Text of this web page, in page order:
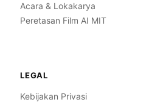
Acara & Lokakarya
Peretasan Film AI MIT
LEGAL
Kebijakan Privasi